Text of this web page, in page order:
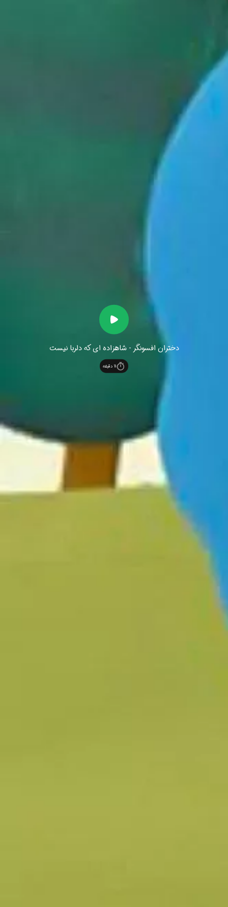
دختران افسونگر - شاهزاده ای که دلربا نیست
11 دقیقه